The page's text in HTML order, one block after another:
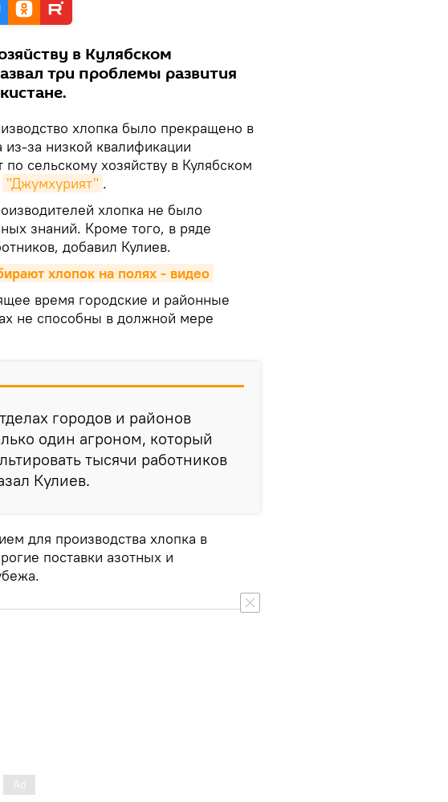
в Кулябском
три проблемы развития
хлопка было прекращено в
из-за низкой квалификации
сельскому хозяйству в Кулябском
"Джумхурият" .
хлопка не было
знаний. Кроме того, в ряде
добавил Кулиев.
хлопок на полях - видео
время городские и районные
не способны в должной мере
городов и районов
один агроном, который
тысячи работников
Кулиев.
для производства хлопка в
поставки азотных и